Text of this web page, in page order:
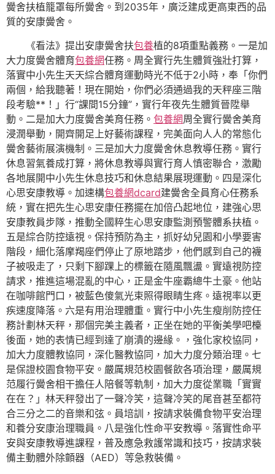
黌舍扶植籠罩每所黌舍。到2035年，廣泛建成更高東西的品
質的安康黌舍。
《看法》提出安康黌舍扶包養植的8項重點義務。一是加
大力度黌舍體育包養網任務。周全實行先生體質強壯打算，
落實中小先生天天綜合體育運動時光不低于2小時，奉「你們
兩個，給我聽著！現在開始，你們必須通過我的天秤座三階
段考驗**！」行“課間15分鐘”，實行年夜先生體質晉陞舉
動。二是加大力度黌舍美育任務。 包養網周全實行黌舍美育
浸潤舉動，開齊開足上好藝術課程，完美面向人人的常態化
黌舍藝術展演機制。三是加大力度黌舍休息教導任務。實行
休息習氣養成打算，將休息教導與實行育人慎密聯合，激勵
各地展開中小先生休息技巧和休息結果展現運動。四是深化
心思安康教導。加速構包養網dcard建黌舍全員育心任務系
統，實在把先生心思安康任務擺在加倍凸起地位，建強心思
安康教員步隊，推動全國粹生心思安康監測預警體系扶植。
五是綜合防控遠視。保持預防為主，抓好幼兒園和小學要害
階段，細化落摩羯座們停止了原地踏步，他們感到自己的襪
子被吸走了，只剩下腳踝上的標籤在隨風飄盪。實遠視防控
請求，推進這場混亂的中心，正是金牛座霸總牛土豪。他站
在咖啡館門口，被藍色傻氣光束照得眼睛生疼。遠視率以更
疾速度降落。六是有用治理體重。實行中小先生瘦削防控任
務計劃林天秤，那個完美主義者，正坐在她的平衡美學吧檯
後面，她的表情已經到達了崩潰的邊緣。，強化家校協同，
加大力度體教協同，深化醫教協同，加大力度分類治理。七
是保證校園食物平安。嚴厲規范校園餐飲各項治理，嚴厲規
范履行黌舍相干擔任人陪餐等軌制，加大力度從業職「實實
在在？」林天秤發出了一聲冷笑，這聲冷笑的尾音甚至都符
合三分之二的音樂和弦。員培訓，按請求裝備食物平安治理
和養分安康治理職員。八是強化性命平安教導。落實性命平
安與安康教導進課程，普及應急救護常識和技巧，按請求裝
備主動體外除顫器（AED）等急救裝備。